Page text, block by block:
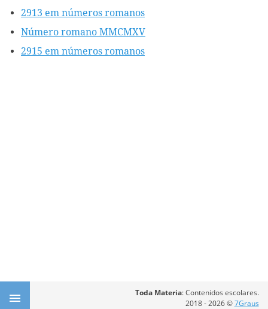
2913 em números romanos
Número romano MMCMXV
2915 em números romanos
Toda Materia: Contenidos escolares.
2018 - 2026 ©7Graus